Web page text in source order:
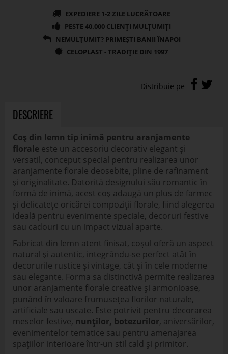
DESCRIERE
Coș din lemn tip inimă pentru aranjamente
florale este un accesoriu decorativ elegant și
versatil, conceput special pentru realizarea unor
aranjamente florale deosebite, pline de rafinament
și originalitate. Datorită designului său romantic în
formă de inimă, acest coș adaugă un plus de farmec
și delicatețe oricărei compoziții florale, fiind alegerea
ideală pentru evenimente speciale, decoruri festive
sau cadouri cu un impact vizual aparte.
Fabricat din lemn atent finisat, coșul oferă un aspect
natural și autentic, integrându-se perfect atât în
decorurile rustice și vintage, cât și în cele moderne
sau elegante. Forma sa distinctivă permite realizarea
unor aranjamente florale creative și armonioase,
punând în valoare frumusețea florilor naturale,
artificiale sau uscate. Este potrivit pentru decorarea
meselor festive, nunților, botezurilor, aniversărilor,
evenimentelor tematice sau pentru amenajarea
spațiilor interioare într-un stil cald și primitor.